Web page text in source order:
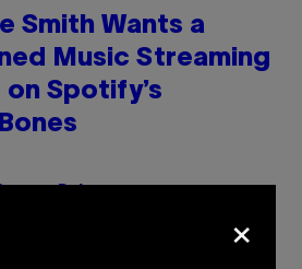
Smith Wants a
Music Streaming
Spotify’s
×